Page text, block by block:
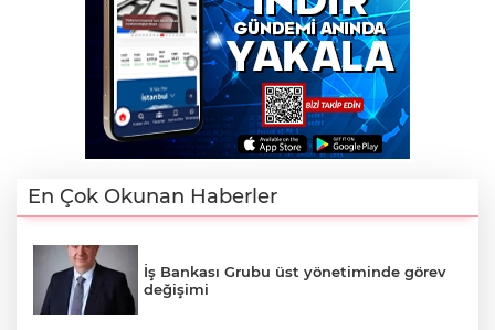
En Çok Okunan Haberler
İş Bankası Grubu üst yönetiminde görev
değişimi